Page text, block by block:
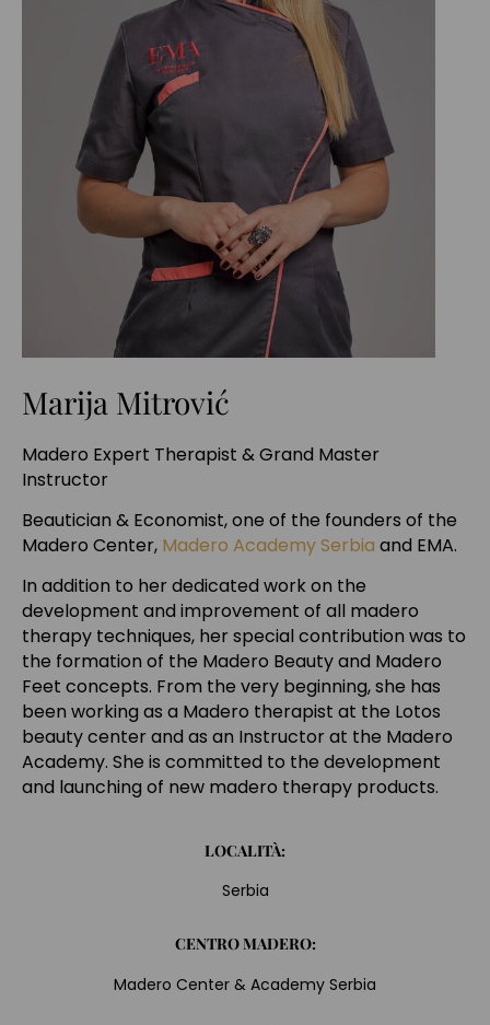
Marija Mitrović
Madero Expert Therapist & Grand Master
Instructor
Beautician & Economist, one of the founders of the
Madero Center, Madero Academy Serbia and EMA.
In addition to her dedicated work on the
development and improvement of all madero
therapy techniques, her special contribution was to
the formation of the Madero Beauty and Madero
Feet concepts. From the very beginning, she has
been working as a Madero therapist at the Lotos
beauty center and as an Instructor at the Madero
Academy. She is committed to the development
and launching of new madero therapy products.
LOCALITÀ:
Serbia
CENTRO MADERO:
Madero Center & Academy Serbia